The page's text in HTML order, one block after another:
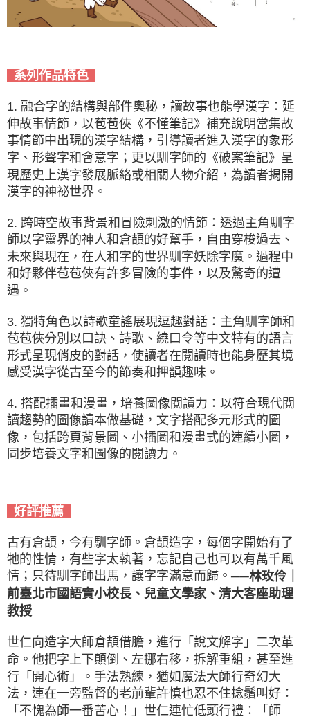
系列作品特色
1. 融合字的結構與部件奧秘，讀故事也能學漢字：延
伸故事情節，以苞苞俠《不懂筆記》補充說明當集故
事情節中出現的漢字結構，引導讀者進入漢字的象形
字、形聲字和會意字；更以馴字師的《破案筆記》呈
現歷史上漢字發展脈絡或相關人物介紹，為讀者揭開
漢字的神祕世界。
2. 跨時空故事背景和冒險刺激的情節：透過主角馴字
師以字靈界的神人和倉頡的好幫手，自由穿梭過去、
未來與現在，在人和字的世界馴字妖除字魔。過程中
和好夥伴苞苞俠有許多冒險的事件，以及驚奇的遭
遇。
3. 獨特角色以詩歌童謠展現逗趣對話：主角馴字師和
苞苞俠分別以口訣、詩歌、繞口令等中文特有的語言
形式呈現俏皮的對話，使讀者在閱讀時也能身歷其境
感受漢字從古至今的節奏和押韻趣味。
4. 搭配插畫和漫畫，培養圖像閱讀力：以符合現代閱
讀趨勢的圖像讀本做基礎，文字搭配多元形式的圖
像，包括跨頁背景圖、小插圖和漫畫式的連續小圖，
同步培養文字和圖像的閱讀力。
好評推薦
古有倉頡，今有馴字師。倉頡造字，每個字開始有了
牠的性情，有些字太執著，忘記自己也可以有萬千風
情；只待馴字師出馬，讓字字滿意而歸。 ──林玫伶｜
前臺北市國語實小校長、兒童文學家、清大客座助理
教授
世仁向造字大師倉頡借膽，進行「說文解字」二次革
命。他把字上下顛倒、左挪右移，拆解重組，甚至進
行「開心術」。手法熟練，猶如魔法大師行奇幻大
法，連在一旁監督的老前輩許慎也忍不住捻鬚叫好：
「不愧為師一番苦心！」世仁連忙低頭行禮：「師